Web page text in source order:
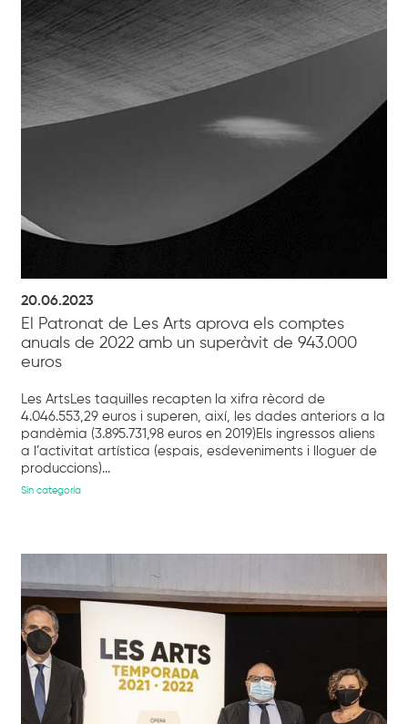
20.06.2023
El Patronat de Les Arts aprova els comptes
anuals de 2022 amb un superàvit de 943.000
euros
Les ArtsLes taquilles recapten la xifra rècord de
4.046.553,29 euros i superen, així, les dades anteriors a la
pandèmia (3.895.731,98 euros en 2019)Els ingressos aliens
a l’activitat artística (espais, esdeveniments i lloguer de
produccions)...
Sin categoría